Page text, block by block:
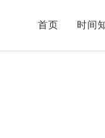
首页 时间